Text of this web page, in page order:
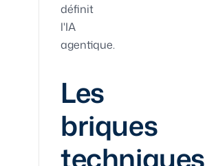
définit
l'IA
agentique.
Les
briques
techniques